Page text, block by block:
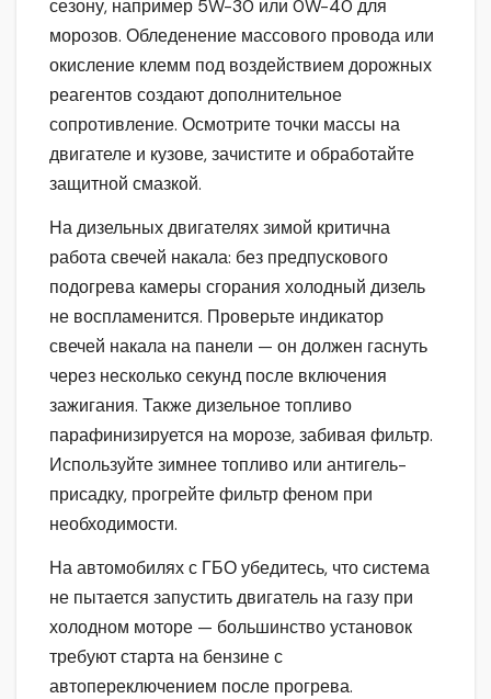
сезону, например 5W-30 или 0W-40 для
морозов. Обледенение массового провода или
окисление клемм под воздействием дорожных
реагентов создают дополнительное
сопротивление. Осмотрите точки массы на
двигателе и кузове, зачистите и обработайте
защитной смазкой.
На дизельных двигателях зимой критична
работа свечей накала: без предпускового
подогрева камеры сгорания холодный дизель
не воспламенится. Проверьте индикатор
свечей накала на панели — он должен гаснуть
через несколько секунд после включения
зажигания. Также дизельное топливо
парафинизируется на морозе, забивая фильтр.
Используйте зимнее топливо или антигель-
присадку, прогрейте фильтр феном при
необходимости.
На автомобилях с ГБО убедитесь, что система
не пытается запустить двигатель на газу при
холодном моторе — большинство установок
требуют старта на бензине с
автопереключением после прогрева.